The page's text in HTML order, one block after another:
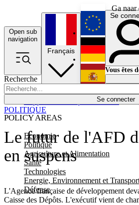
Ga naar
Open sub
navigation
Recherche
Se connecter
POLICY AREAS
Economie
Politique
Agriculture et Alimentation
Santé
Technologies
Energie, Environnement et
Défense
Économie
Français
English
Deutsch
Español
Se
Vous êtes
Le futur de l'AFD
en suspens
L'Agence française de développement
Caisse des Dépôts. L'exécutif vient de
POLITIQUE